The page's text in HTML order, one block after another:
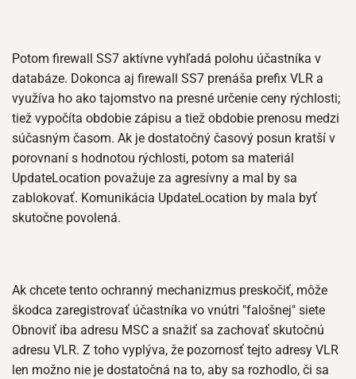
Potom firewall SS7 aktívne vyhľadá polohu účastníka v
databáze. Dokonca aj firewall SS7 prenáša prefix VLR a
využíva ho ako tajomstvo na presné určenie ceny rýchlosti;
tiež vypočíta obdobie zápisu a tiež obdobie prenosu medzi
súčasným časom. Ak je dostatočný časový posun kratší v
porovnaní s hodnotou rýchlosti, potom sa materiál
UpdateLocation považuje za agresívny a mal by sa
zablokovať. Komunikácia UpdateLocation by mala byť
skutočne povolená.
Ak chcete tento ochranný mechanizmus preskočiť, môže
škodca zaregistrovať účastníka vo vnútri "falošnej" siete
Obnoviť iba adresu MSC a snažiť sa zachovať skutočnú
adresu VLR. Z toho vyplýva, že pozornosť tejto adresy VLR
len možno nie je dostatočná na to, aby sa rozhodlo, či sa